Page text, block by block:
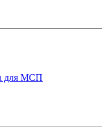
для МСП